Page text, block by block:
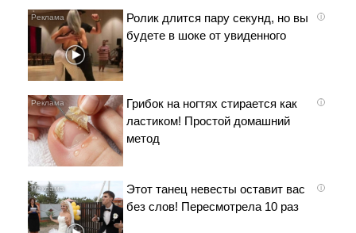
i
Ролик длится пару секунд, но вы
будете в шоке от увиденного
i
Грибок на ногтях стирается как
ластиком! Простой домашний
метод
i
Этот танец невесты оставит вас
без слов! Пересмотрела 10 раз